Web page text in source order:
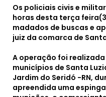
Os policiais civis e
horas desta terça
madados de buscas e
juiz da comarca de
A operação foi
municípios de Santa
Jardim do Seridó -RN,
apreendida uma